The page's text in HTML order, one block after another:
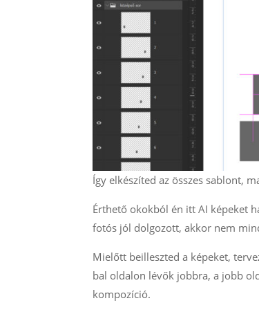
Így elkészíted az összes sablont,
Érthető okokból én itt AI képeket
fotós jól dolgozott, akkor nem
Mielőtt beilleszted a képeket,
bal oldalon lévők jobbra, a jobb
kompozíció.